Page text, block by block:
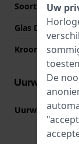
Soort glas
Glas Diameter
Kroon
Uurwerk
Uurwerk nr.
Uw
De